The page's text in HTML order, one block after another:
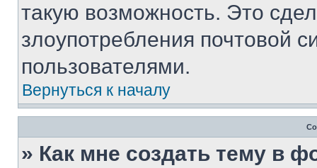
такую возможность. Это
злоупотребления почтовой
пользователями.
Вернуться к началу
» Как мне создать тему в